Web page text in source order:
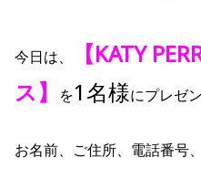
今日は、
【KATY
ス】
を1名様にプレゼ
お名前、ご住所、電話番号